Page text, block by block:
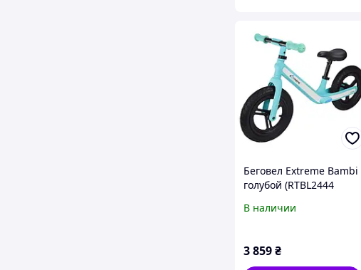
Беговел Extreme Bambi
голубой (RTBL2444
В наличии
3 859₴